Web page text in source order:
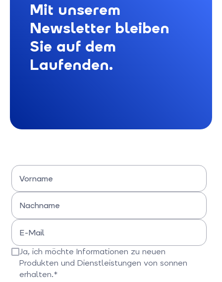
Mit unserem
Newsletter bleiben
Sie auf dem
Laufenden.
Vorname
Bitte Vornamen eingeben
Nachname
Bitte Nachname eingeben
E-Mail
Bitte E-Mail-Adresse eingeben
Ja, ich möchte Informationen zu neuen
Produkten und Dienstleistungen von sonnen
erhalten.*